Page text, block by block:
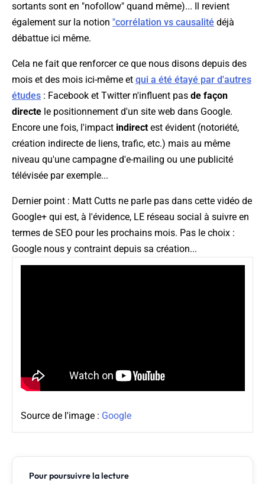
sortants sont en "nofollow" quand même)... Il revient
également sur la notion "corrélation vs causalité déjà
débattue ici même.
Cela ne fait que renforcer ce que nous disons depuis des
mois et des mois ici-même et qui a été étayé par d'autres
études : Facebook et Twitter n'influent pas de façon
directe le positionnement d'un site web dans Google.
Encore une fois, l'impact indirectest évident (notoriété,
création indirecte de liens, trafic, etc.) mais au même
niveau qu'une campagne d'e-mailing ou une publicité
télévisée par exemple...
Dernier point : Matt Cutts ne parle pas dans cette vidéo de
Google+ qui est, à l'évidence, LE réseau social à suivre en
termes de SEO pour les prochains mois. Pas le choix :
Google nous y contraint depuis sa création...
Source de l'image : Google
Pour poursuivre la lecture